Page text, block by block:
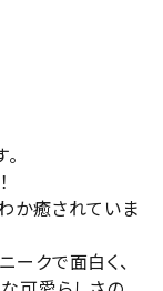
か癒されていま
ークで面白く、